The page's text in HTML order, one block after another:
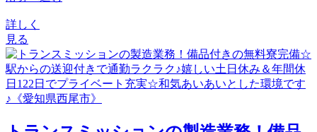
詳しく
見る